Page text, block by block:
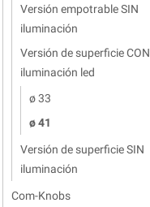
Versión empotrable SIN
iluminación
Versión de superficie CON
iluminación led
ø 33
ø 41
Versión de superficie SIN
iluminación
Com-Knobs